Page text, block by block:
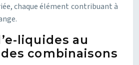
chaque élément contribuant à
liquides au
combinaisons